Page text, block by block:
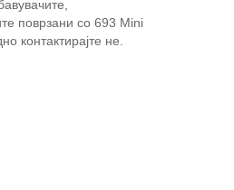
поврзани со 693 Mini
контактирајте не.